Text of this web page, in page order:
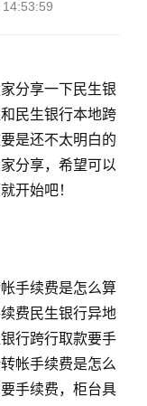
分享一下民生银
民生银行本地跨
是还不太明白的
分享，希望可以
开始吧！
手续费是怎么算
费民生银行异地
行跨行取款要手
帐手续费是怎么
手续费，柜台具